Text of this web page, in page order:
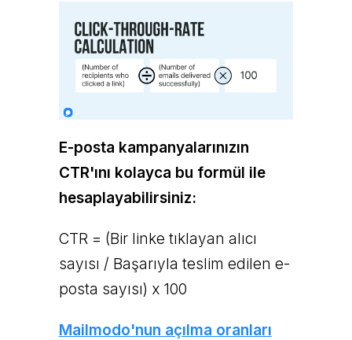
E-posta kampanyalarınızın
CTR'ını kolayca bu formül ile
hesaplayabilirsiniz:
CTR = (Bir linke tıklayan alıcı
sayısı / Başarıyla teslim edilen e-
posta sayısı) x 100
Mailmodo'nun açılma oranları